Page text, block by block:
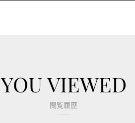
YOU VIEWED
閲覧履歴